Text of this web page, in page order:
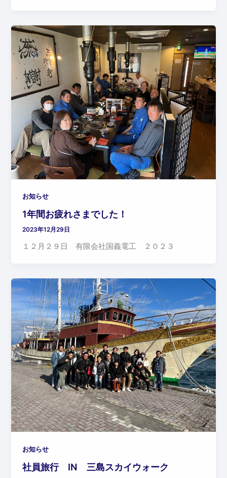
お知らせ
1年間お疲れさまでした！
2023年12月29日
１２月２９日 有限会社国義電工 ２０２３
お知らせ
社員旅行 IN 三島スカイウォーク